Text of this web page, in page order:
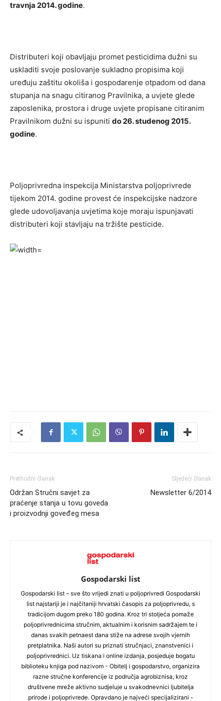
travnja 2014. godine.
Distributeri koji obavljaju promet pesticidima dužni su
uskladiti svoje poslovanje sukladno propisima koji
uređuju zaštitu okoliša i gospodarenje otpadom od dana
stupanja na snagu citiranog Pravilnika, a uvjete glede
zaposlenika, prostora i druge uvjete propisane citiranim
Pravilnikom dužni su ispuniti do 26. studenog 2015.
godine.
Poljoprivredna inspekcija Ministarstva poljoprivrede
tijekom 2014. godine provest će inspekcijske nadzore
glede udovoljavanja uvjetima koje moraju ispunjavati
distributeri koji stavljaju na tržište pesticide.
Prethodni članak
Održan Stručni savjet za
praćenje stanja u tovu goveda
i proizvodnji goveđeg mesa
Sljedeći članak
Newsletter 6/2014
Gospodarski list
Gospodarski list – sve što vrijedi znati u poljoprivredi Gospodarski
list najstariji je i najčitaniji hrvatski časopis za poljoprivredu, s
tradicijom dugom preko 180 godina. Kroz tri stoljeća pomaže
poljoprivrednicima stručnim, aktualnim i korisnim sadržajem te i
danas svakih petnaest dana stiže na adrese svojih vjernih
pretplatnika. Naši autori su priznati stručnjaci, znanstvenici i
poljoprivrednici. Uz tiskana i online izdanja, posjeduje bogatu
biblioteku knjiga pod nazivom - Obitelj i gospodarstvo, organizira
razne stručne konferencije iz područja agrobiznisa, kroz
društvene mreže aktivno sudjeluje u svakodnevnici ljubitelja
prirode i poljoprivrede. Opravdano je najveći specijalizirani -